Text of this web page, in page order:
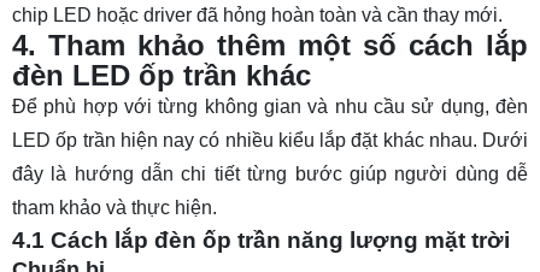
chip LED hoặc driver đã hỏng hoàn toàn và cần thay mới.
4. Tham khảo thêm một số cách lắp
đèn LED ốp trần khác
Để phù hợp với từng không gian và nhu cầu sử dụng, đèn
LED ốp trần hiện nay có nhiều kiểu lắp đặt khác nhau. Dưới
đây là hướng dẫn chi tiết từng bước giúp người dùng dễ
tham khảo và thực hiện.
4.1 Cách lắp đèn ốp trần năng lượng mặt trời